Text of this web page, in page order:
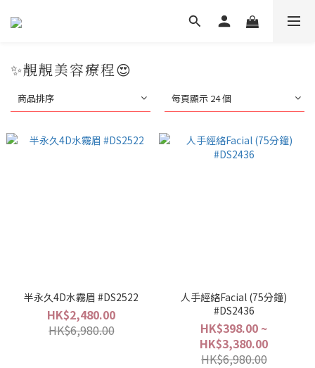
✨靚靚美容療程😍
商品排序 每頁顯示 24 個
半永久4D水霧眉 #DS2522
HK$2,480.00
HK$6,980.00
人手經絡Facial (75分鐘)
#DS2436
HK$398.00 ~
HK$3,380.00
HK$6,980.00